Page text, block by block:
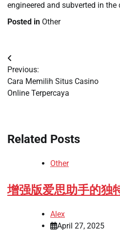
engineered and subverted in
Posted in Other
Post
navigation
Previous:
Cara Memilih Situs Casino
Online Terpercaya
Related Posts
Other
增强版爱思助手的独
Alex
April 27, 2025